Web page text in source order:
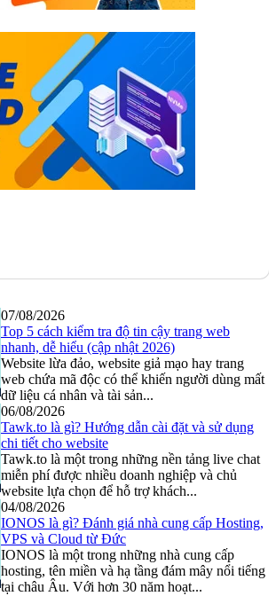
07/08/2026
Top 5 cách kiểm tra độ tin cậy trang web
nhanh, dễ hiểu (cập nhật 2026)
Website lừa đảo, website giả mạo hay trang
web chứa mã độc có thể khiến người dùng mất
dữ liệu cá nhân và tài sản...
06/08/2026
Tawk.to là gì? Hướng dẫn cài đặt và sử dụng
chi tiết cho website
Tawk.to là một trong những nền tảng live chat
miễn phí được nhiều doanh nghiệp và chủ
website lựa chọn để hỗ trợ khách...
04/08/2026
IONOS là gì? Đánh giá nhà cung cấp Hosting,
VPS và Cloud từ Đức
IONOS là một trong những nhà cung cấp
hosting, tên miền và hạ tầng đám mây nổi tiếng
tại châu Âu. Với hơn 30 năm hoạt...